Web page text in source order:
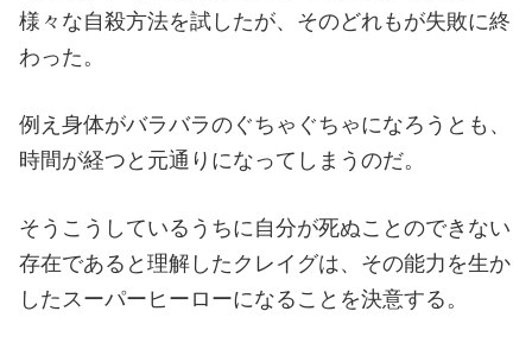
様々な自殺方法を試したが、そのどれもが失敗に終
わった。
例え身体がバラバラのぐちゃぐちゃになろうとも、
時間が経つと元通りになってしまうのだ。
そうこうしているうちに自分が死ぬことのできない
存在であると理解したクレイグは、その能力を生か
したスーパーヒーローになることを決意する。